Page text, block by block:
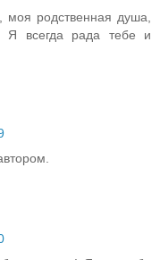
родственная душа,
Я всегда рада тебе и